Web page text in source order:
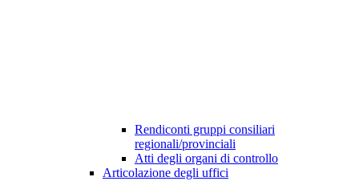
Rendiconti gruppi consiliari
regionali/provinciali
Atti degli organi di controllo
Articolazione degli uffici